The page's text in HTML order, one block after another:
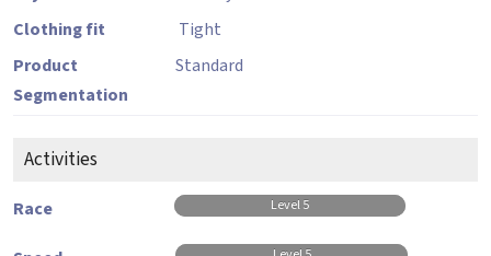
Clothing fit
Tight
Product
Segmentation
Standard
Activities
Race Level 5